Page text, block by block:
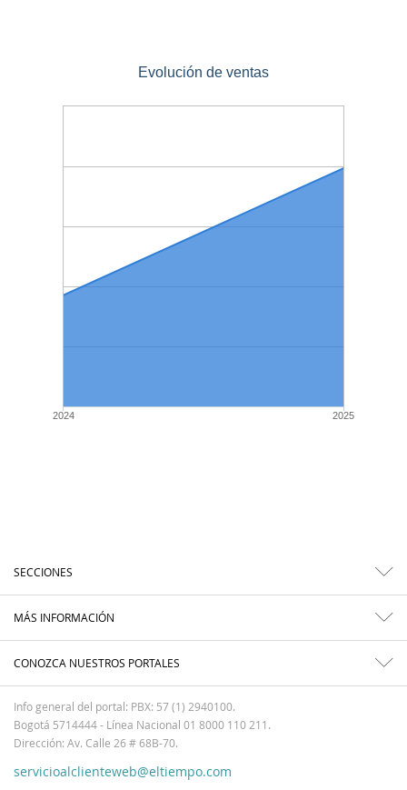
Evolución de ventas
2024 2025
SECCIONES
MÁS INFORMACIÓN
CONOZCA NUESTROS PORTALES
Info general del portal: PBX: 57 (1) 2940100.
Bogotá 5714444 - Línea Nacional 01 8000 110 211.
Dirección: Av. Calle 26 # 68B-70.
servicioalclienteweb@eltiempo.com